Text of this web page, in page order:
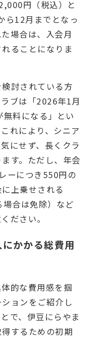
円（税込）と
ら12月までとなっ
場合は、入会月
ることになりま
討されている方
ブは「2026年1月
料になる」とい
れにより、シニア
にせず、長くクラ
す。ただし、年会
ーにつき550円の
上乗せされる
場合は免除）など
ださい。
にかかる総費用
的な費用感を掴
ョンをご紹介し
で、伊豆にらやま
するための初期